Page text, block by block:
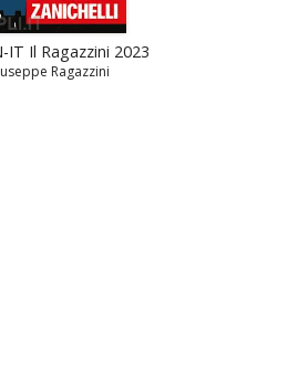
IT Il Ragazzini 2023
Ragazzini